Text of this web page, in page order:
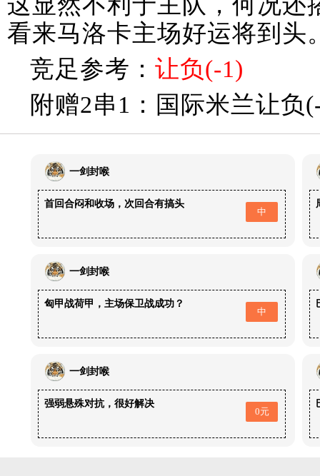
看来马洛卡主场好运将到头
竞足参考： 让负(-1)
附赠2串1：国际米兰让负
一剑封喉
首回合闷和收场，次回合有搞头
中
一剑封喉
匈甲战荷甲，主场保卫战成功？
中
一剑封喉
强弱悬殊对抗，很好解决
0元